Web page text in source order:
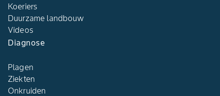
Koeriers
Duurzame landbouw
Videos
Diagnose
Plagen
Ziekten
Onkruiden